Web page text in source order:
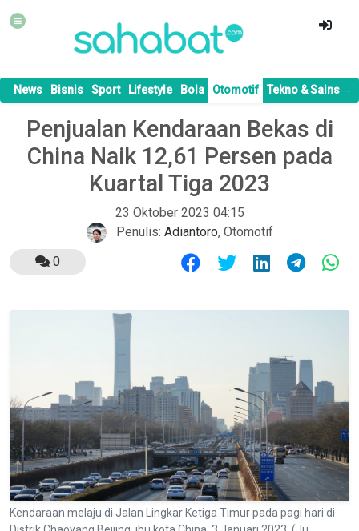
News Bisnis Sport Lifestyle Bola Otomotif Tekno & Sains
Penjualan Kendaraan Bekas di
China Naik 12,61 Persen pada
Kuartal Tiga 2023
23 Oktober 2023 04:15
Penulis: Adiantoro, Otomotif
0
Kendaraan melaju di Jalan Lingkar Ketiga Timur pada pagi hari di